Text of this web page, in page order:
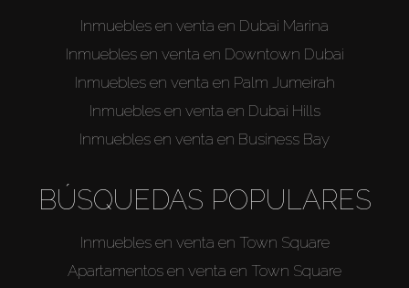
Inmuebles en venta en Dubai Marina
Inmuebles en venta en Downtown Dubai
Inmuebles en venta en Palm Jumeirah
Inmuebles en venta en Dubai Hills
Inmuebles en venta en Business Bay
BÚSQUEDAS POPULARES
Inmuebles en venta en Town Square
Apartamentos en venta en Town Square